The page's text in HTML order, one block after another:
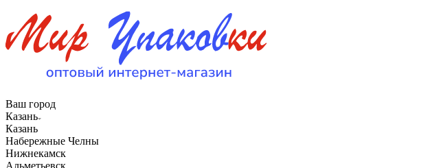
Ваш город
Казань
Казань
Набережные Челны
Нижнекамск
Альметьевск